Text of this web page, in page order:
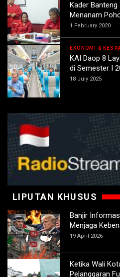
Kader Banteng
Menanam
1 February 2020
EKONOMI &
KAI Daop 8
di Semester I
18 July 2025
LIPUTAN KHUSUS
Banjir
Menjaga
19 April 2026
Ketika Wali
Pelanggaran